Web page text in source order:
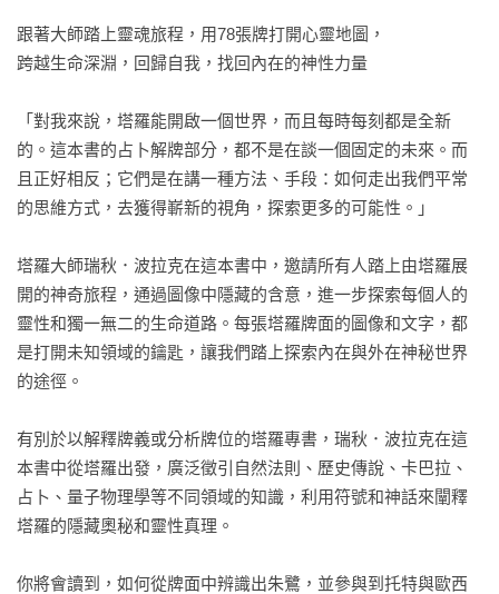
跟著大師踏上靈魂旅程，用78張牌打開心靈地圖，
跨越生命深淵，回歸自我，找回內在的神性力量
「對我來說，塔羅能開啟一個世界，而且每時每刻都是全新
的。這本書的占卜解牌部分，都不是在談一個固定的未來。而
且正好相反；它們是在講一種方法、手段：如何走出我們平常
的思維方式，去獲得嶄新的視角，探索更多的可能性。」
塔羅大師瑞秋．波拉克在這本書中，邀請所有人踏上由塔羅展
開的神奇旅程，通過圖像中隱藏的含意，進一步探索每個人的
靈性和獨一無二的生命道路。每張塔羅牌面的圖像和文字，都
是打開未知領域的鑰匙，讓我們踏上探索內在與外在神秘世界
的途徑。
有別於以解釋牌義或分析牌位的塔羅專書，瑞秋．波拉克在這
本書中從塔羅出發，廣泛徵引自然法則、歷史傳說、卡巴拉、
占卜、量子物理學等不同領域的知識，利用符號和神話來闡釋
塔羅的隱藏奧秘和靈性真理。
你將會讀到，如何從牌面中辨識出朱鷺，並參與到托特與歐西